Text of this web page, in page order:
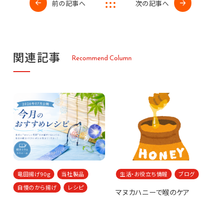
前の記事へ 次の記事へ
関連記事 Recommend Co lumn
竜田揚げ90g
当社製品
自慢のから揚げ
レシピ
生活・お役立ち情報 ブログ
マヌカハニーで喉のケア